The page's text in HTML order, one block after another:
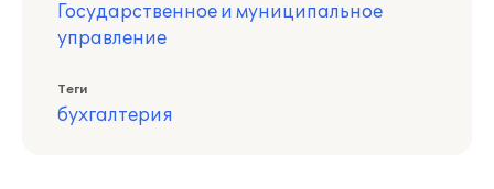
Государственное и муниципальное
управление
Теги
бухгалтерия